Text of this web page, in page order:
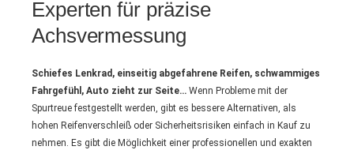
Experten für präzise
Achsvermessung
Schiefes Lenkrad, einseitig abgefahrene Reifen, schwammiges
Fahrgefühl, Auto zieht zur Seite… Wenn Probleme mit der
Spurtreue festgestellt werden, gibt es bessere Alternativen, als
hohen Reifenverschleiß oder Sicherheitsrisiken einfach in Kauf zu
nehmen. Es gibt die Möglichkeit einer professionellen und exakten